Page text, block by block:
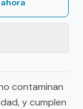
no contaminan
y cumplen